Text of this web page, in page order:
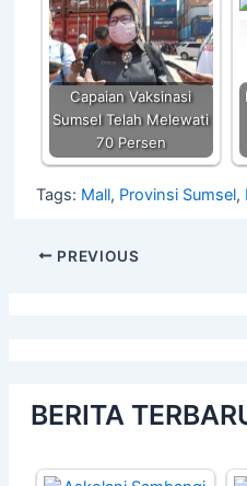
Capaian Vaksinasi
Sumsel Telah Melewati
70 Persen
Tags: Mall, Provinsi Sumsel,
PREVIOUS
BERITA